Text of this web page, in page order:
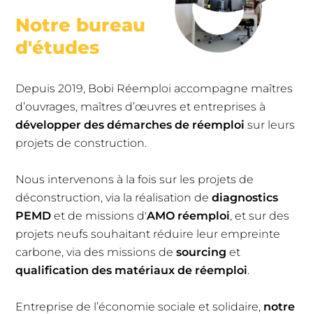
Notre bureau
d'études
Depuis 2019, Bobi Réemploi accompagne maîtres
d’ouvrages, maîtres d’œuvres et entreprises à
développer des démarches de réemploi sur leurs
projets de construction.
Nous intervenons à la fois sur les projets de
déconstruction, via la réalisation dediagnostics
PEMD et de missions d'AMO réemploi, et sur des
projets neufs souhaitant réduire leur empreinte
carbone, via des missions desourcing et
qualification des matériaux de réemploi.
Entreprise de l’économie sociale et solidaire, notre